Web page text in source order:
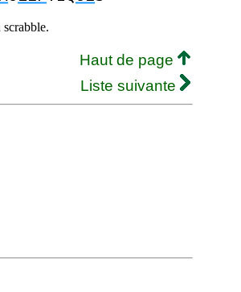
Haut de page
Liste suivante